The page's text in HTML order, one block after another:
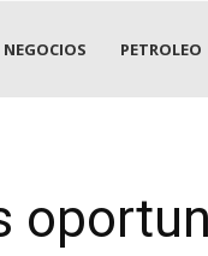
NEGOCIOS PETROLEO